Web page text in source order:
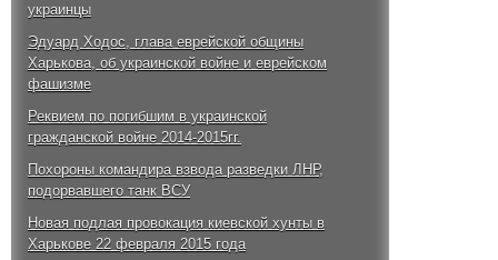
украинцы
Эдуард Ходос, глава еврейской общины
Харькова, об украинской войне и еврейском
фашизме
Реквием по погибшим в украинской
гражданской войне 2014-2015гг.
Похороны командира взвода разведки ЛНР,
подорвавшего танк ВСУ
Новая подлая провокация киевской хунты в
Харькове 22 февраля 2015 года